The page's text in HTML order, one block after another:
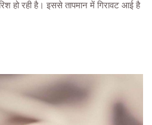
हो रही है। इससे तापमान में गिरावट आई है